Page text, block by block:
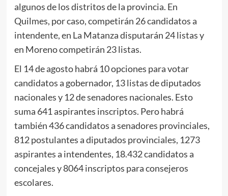
algunos de los distritos de la provincia. En
Quilmes, por caso, competirán 26 candidatos a
intendente, en La Matanza disputarán 24 listas y
en Moreno competirán 23 listas.
El 14 de agosto habrá 10 opciones para votar
candidatos a gobernador, 13 listas de diputados
nacionales y 12 de senadores nacionales. Esto
suma 641 aspirantes inscriptos. Pero habrá
también 436 candidatos a senadores provinciales,
812 postulantes a diputados provinciales, 1273
aspirantes a intendentes, 18.432 candidatos a
concejales y 8064 inscriptos para consejeros
escolares.